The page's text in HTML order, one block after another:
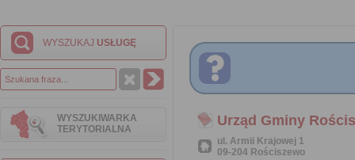
WYSZUKAJ USŁUGĘ
WYSZUKIWARKA
TERYTORIALNA
Urząd Gminy
ul. Armii Krajowej 1
09-204 Rościszewo